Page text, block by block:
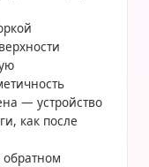
— устройство
как после
обратном